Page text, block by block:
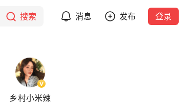
搜索 消息 发布 登录
乡村小米辣